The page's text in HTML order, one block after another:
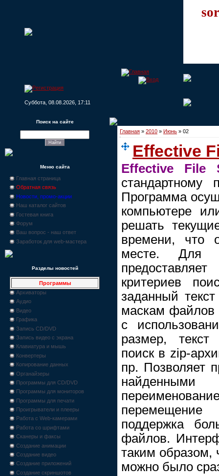
Суббота, 08.08.2026, 17:11
Поиск на сайте
Меню сайта
Главная страница
Обратная связь
Новости, промо-акции
Наш каталог сайтов
Гостевая книга
Форум
Ваш вопрос - наш ответ
Заработок для web-мастера
Разделы новостей
Программы
Архиваторы
Аудио
Видео
Графика
Запись CD/DVD
Запись видео с экрана
Клавиатура и мышь
Конвертеры
Копирование данных
Органайзеры
Программы для CD/DVD
Программы для мониторов
Программы для печати
Проигрыватели и плееры
Работа с Web-камерами
Работа со шрифтами
Сканеры и факсы
Создание анимации
Создание видео
Создание приложений
Создание скриншотов
Главная » 2010 » Июнь » 02
Effective
Effective File
Программа
компьютере
решать
времени, что
месте. Для
критериев
заданный
маскам файлов
с
размер,
поиск в zip-
пр. Позволяет
поддержка
файлов.
таким образом,
можно было